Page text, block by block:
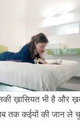
ख़ासियत भी है और
तक कईयों की जान ले